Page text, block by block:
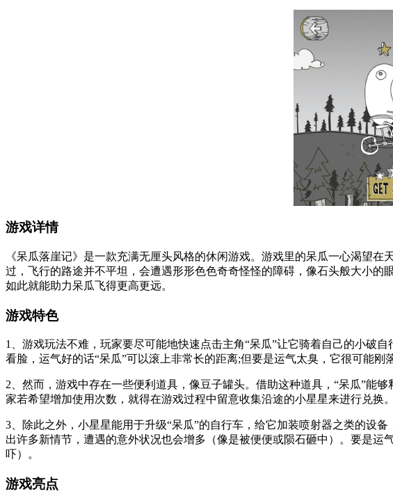
游戏详情
《呆瓜落崖记》是一款充满无厘头风格的休闲游戏。游戏里的呆瓜一心渴望
过，飞行的路途并不平坦，会遭遇形形色色奇奇怪怪的障碍，像石头般大小
如此就能助力呆瓜飞得更高更远。
游戏特色
1、游戏玩法不难，玩家要尽可能地快速点击主角“呆瓜”让它骑着自己的小破
看脸，运气好的话“呆瓜”可以滚上非常长的距离;但要是运气太臭，它很可能
2、然而，游戏中存在一些便利道具，像豆子罐头。借助这种道具，“呆瓜”能
家若希望增加使用次数，就得在游戏过程中留意收集沿途的小星星来进行兑换。
3、除此之外，小星星能用于升级“呆瓜”的自行车，给它加装喷射器之类的设
出许多新情节，遭遇的意外状况也会增多（像是被便便或陨石砸中）。要是
吓）。
游戏亮点